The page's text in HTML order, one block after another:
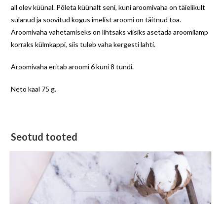
all olev küünal. Põleta küünalt seni, kuni aroomivaha on täielikult
sulanud ja soovitud kogus imelist aroomi on täitnud toa.
Aroomivaha vahetamiseks on lihtsaks viisiks asetada aroomilamp
korraks külmkappi, siis tuleb vaha kergesti lahti.
Aroomivaha eritab aroomi 6 kuni 8 tundi.
Neto kaal 75 g.
Seotud tooted